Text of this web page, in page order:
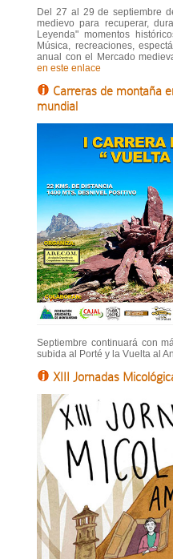
Del 27 al 29 de septiembre
medievo para recuperar,
Leyenda" momentos
Música, recreaciones,
anual con el Mercado
en este enlace
Carreras de montaña
mundial
Septiembre continuará con
subida al Porté y la Vuelta al
XIII Jornadas